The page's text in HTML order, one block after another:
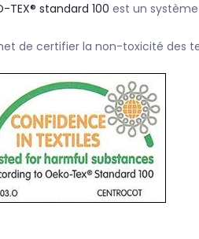
TEX® standard 100 est un
de certifier la non-toxicité des